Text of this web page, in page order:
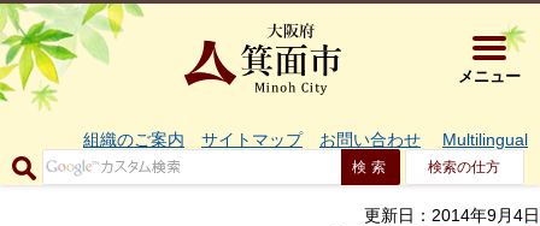
大阪府箕
メニュー
組織のご案内 サイトマップ お問い合わせ Multilingual
検索の仕方
更新日：2014年9月4日